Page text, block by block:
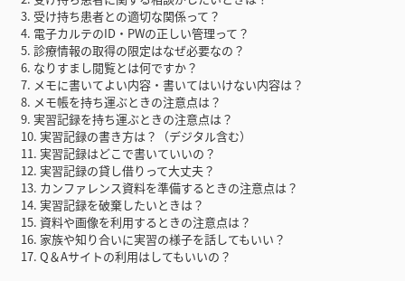
3. 受け持ち患者との適切な関係って？
4. 電子カルテのID・PWの正しい管理って？
5. 診療情報の取得の限定はなぜ必要なの？
6. なりすまし閲覧とは何ですか？
7. メモに書いてよい内容・書いてはいけない内容は？
8. メモ帳を持ち運ぶときの注意点は？
9. 実習記録を持ち運ぶときの注意点は？
10. 実習記録の書き方は？（デジタル含む）
11. 実習記録はどこで書いていいの？
12. 実習記録の貸し借りって大丈夫？
13. カンファレンス資料を準備するときの注意点は？
14. 実習記録を破棄したいときは？
15. 資料や画像を利用するときの注意点は？
16. 家族や知り合いに実習の様子を話してもいい？
17. Q＆Aサイトの利用はしてもいいの？